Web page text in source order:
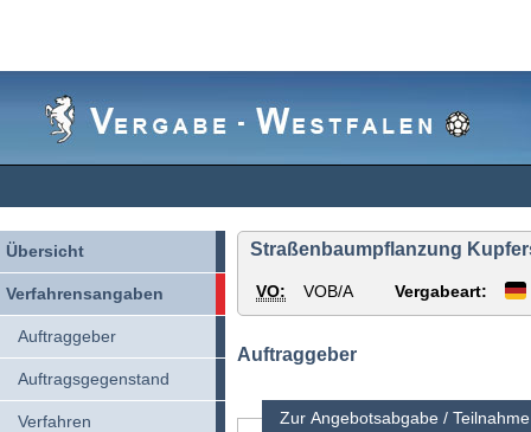
Übersicht
Verfahrensangaben
Auftraggeber
Auftragsgegenstand
Verfahren
Straßenbaumpflanzung
VO: VOB/A Vergabeart:
Auftraggeber
Zur Angebotsabgabe /